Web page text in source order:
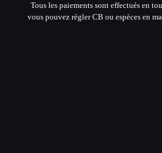
Tous les paiements sont effectués en
vous pouvez régler CB ou espèces en